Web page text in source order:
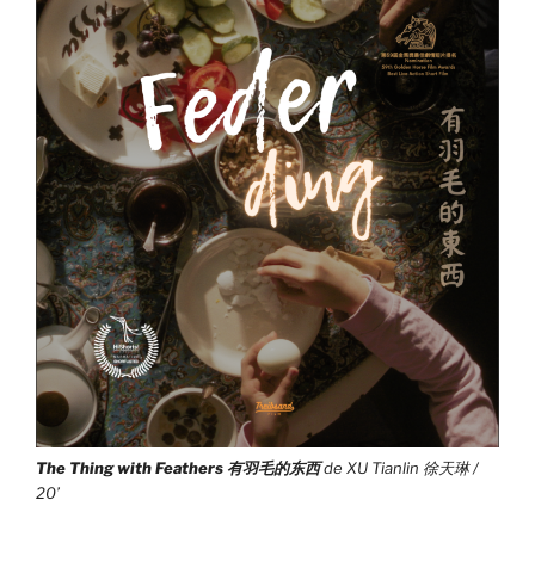
The Thing with Feathers 有羽毛的东西de XU Tianlin 徐天琳 /
20’